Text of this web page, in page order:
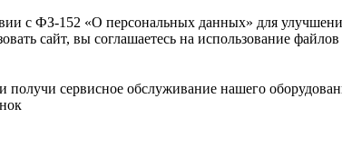
с ФЗ-152 «О персональных данных» для
сайт, вы соглашаетесь на использование
сервисное обслуживание нашего